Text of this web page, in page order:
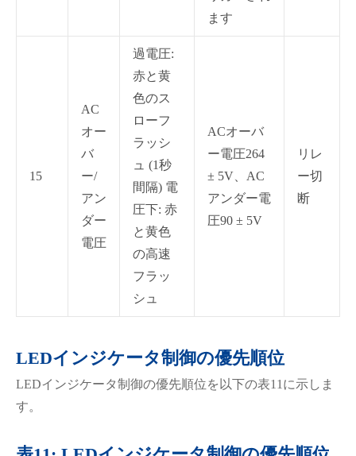
ます
15
AC
オー
バ
ー/
アン
ダー
電圧
過電圧:
赤と黄
色のス
ローフ
ラッシ
ュ (1秒
間隔) 電
圧下: 赤
と黄色
の高速
フラッ
シュ
ACオーバ
ー電圧264
± 5V、AC
アンダー電
圧90 ± 5V
リレ
ー切
断
LEDインジケータ制御の優先順位
LEDインジケータ制御の優先順位を以下の表11に示しま
す。